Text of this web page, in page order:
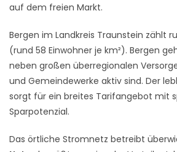
auf dem freien Markt.
Bergen im Landkreis Traunstein zählt
(rund 58 Einwohner je km²). Bergen
neben großen überregionalen
und Gemeindewerke aktiv sind. Der
sorgt für ein breites Tarifangebot mit
Sparpotenzial.
Das örtliche Stromnetz betreibt